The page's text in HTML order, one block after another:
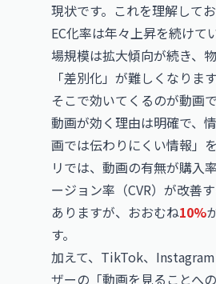
現状です。これを理解して
EC化率は年々上昇を続け
場規模は拡大傾向が続き、
「差別化」が難しくなりま
そこで効いてくるのが動画で
動画が効く理由は明確で、
画では伝わりにくい情報」
リでは、動画の有無が購入
ージョン率（CVR）が改善
ありますが、おおむね10%
す。
加えて、TikTok、
ザーの「動画を見ることへ